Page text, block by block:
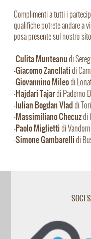
Complimenti a tutti i
qualifiche potrete andare a
posa presente sul nostro
-Culita Munteanudi
-Giacomo Zanellatidi
-Giovannino Mileodi
-Hajdari Tajardi Paderno
-Iulian Bogdan Vladdi
-Massimiliano Checuzdi
-Paolo Migliettidi
-Simone Gambarellidi
SOCI